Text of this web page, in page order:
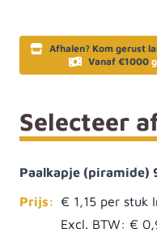
Afhalen? Kom gerust
Vanaf €1000
Selecteer
Paalkapje (piramide)
Prijs: € 1,15
Excl. BTW: €